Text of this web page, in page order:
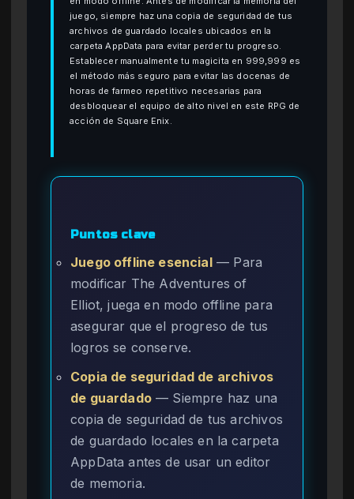
juego, siempre haz una copia de seguridad de tus
archivos de guardado locales ubicados en la
carpeta AppData para evitar perder tu progreso.
Establecer manualmente tu magicita en 999,999 es
el método más seguro para evitar las docenas de
horas de farmeo repetitivo necesarias para
desbloquear el equipo de alto nivel en este RPG de
acción de Square Enix.
Puntos clave
Juego offline esencial— Para
modificar The Adventures of
Elliot, juega en modo offline para
asegurar que el progreso de tus
logros se conserve.
Copia de seguridad de archivos
de guardado— Siempre haz una
copia de seguridad de tus archivos
de guardado locales en la carpeta
AppData antes de usar un editor
de memoria.